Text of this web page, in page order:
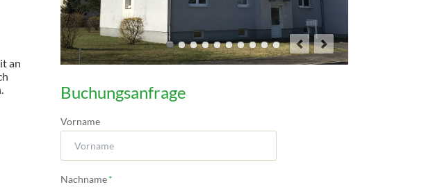
an
Buchungsanfrage
Vorname
Pflichtfeld
Nachname*